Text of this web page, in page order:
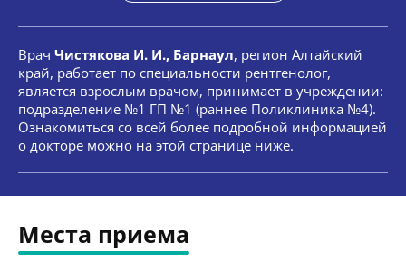
Врач Чистякова И. И., Барнаул, регион Алтайский
край, работает по специальности рентгенолог,
является взрослым врачом, принимает в учреждении:
подразделение №1 ГП №1 (раннее Поликлиника №4).
Ознакомиться со всей более подробной информацией
о докторе можно на этой странице ниже.
Места приема